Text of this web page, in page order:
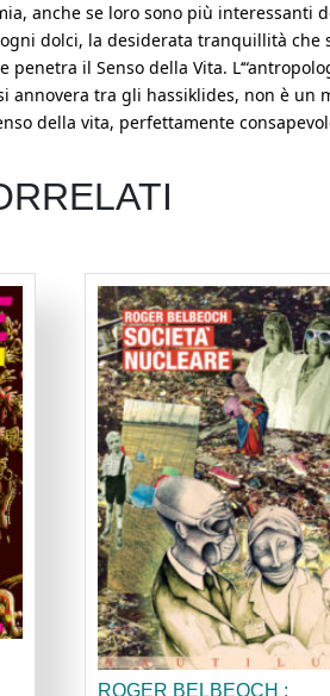
anche se loro sono più
dolci, la desiderata tranquillità
penetra il Senso della Vita.
annovera tra gli hassiklides, non è
della vita, perfettamente
ROGER BELBEOCH :